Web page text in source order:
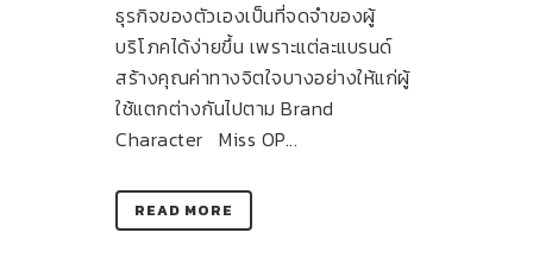
ธุรกิจของตัวเองเป็นที่จดจำของผู้
บริโภคได้ง่ายขึ้น เพราะแต่ละแบรนด์
สร้างคุณค่าทางจิตใจบางอย่างให้แก่ผู้
ใช้แตกต่างกันไปตาม Brand
Character Miss OP...
READ MORE